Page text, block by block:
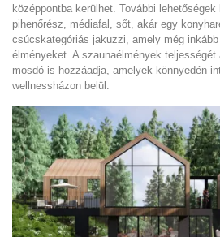
középpontba kerülhet. További
pihenőrész, médiafal, sőt, akár egy
csúcskategóriás jakuzzi, amely még
élményeket. A szaunaélmények
mosdó is hozzáadja, amelyek könnyedén
wellnessházon belül.